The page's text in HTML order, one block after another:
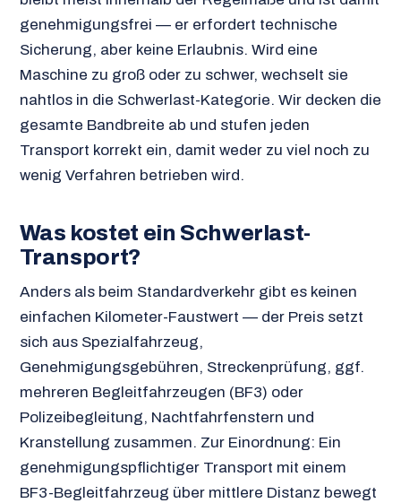
genehmigungsfrei — er erfordert technische
Sicherung, aber keine Erlaubnis. Wird eine
Maschine zu groß oder zu schwer, wechselt sie
nahtlos in die Schwerlast-Kategorie. Wir decken die
gesamte Bandbreite ab und stufen jeden
Transport korrekt ein, damit weder zu viel noch zu
wenig Verfahren betrieben wird.
Was kostet ein Schwerlast-
Transport?
Anders als beim Standardverkehr gibt es keinen
einfachen Kilometer-Faustwert — der Preis setzt
sich aus Spezialfahrzeug,
Genehmigungsgebühren, Streckenprüfung, ggf.
mehreren Begleitfahrzeugen (BF3) oder
Polizeibegleitung, Nachtfahrfenstern und
Kranstellung zusammen. Zur Einordnung: Ein
genehmigungspflichtiger Transport mit einem
BF3-Begleitfahrzeug über mittlere Distanz bewegt